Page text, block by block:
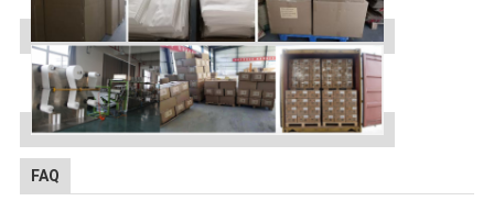
FAQ